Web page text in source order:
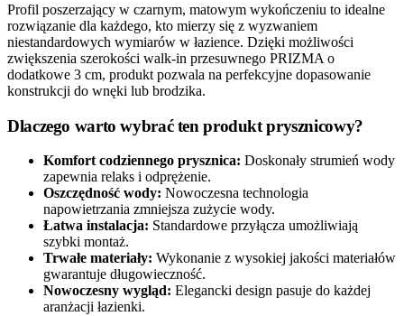
Profil poszerzający w czarnym, matowym wykończeniu to idealne
rozwiązanie dla każdego, kto mierzy się z wyzwaniem
niestandardowych wymiarów w łazience. Dzięki możliwości
zwiększenia szerokości walk-in przesuwnego PRIZMA o
dodatkowe 3 cm, produkt pozwala na perfekcyjne dopasowanie
konstrukcji do wnęki lub brodzika.
Dlaczego warto wybrać ten produkt prysznicowy?
Komfort codziennego prysznica: Doskonały strumień wody
zapewnia relaks i odprężenie.
Oszczędność wody: Nowoczesna technologia
napowietrzania zmniejsza zużycie wody.
Łatwa instalacja: Standardowe przyłącza umożliwiają
szybki montaż.
Trwałe materiały: Wykonanie z wysokiej jakości materiałów
gwarantuje długowieczność.
Nowoczesny wygląd: Elegancki design pasuje do każdej
aranżacji łazienki.